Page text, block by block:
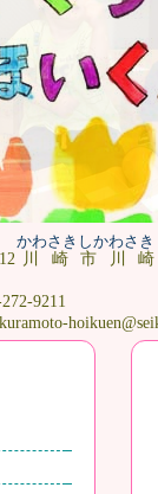
川崎市川
かわさきしかわさ
9211